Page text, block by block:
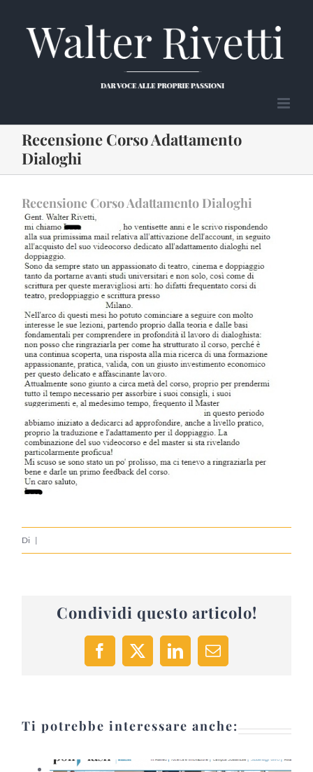
contenuto
Recensione Corso Adattamento
Dialoghi
Recensione Corso Adattamento Dialoghi
Di |
Condividi questo articolo!
Facebook
X LinkedInEmail
Ti potrebbe interessare anche: